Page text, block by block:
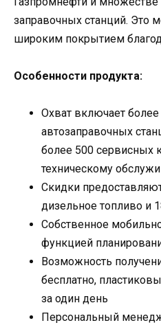
заправочных станций. Это
широким покрытием
Особенности продукта:
Охват включает
автозаправочных
более 500 сервисных
техническому
Скидки
дизельное топливо и
Собственное
функцией
Возможность
бесплатно,
за один день
Персональный